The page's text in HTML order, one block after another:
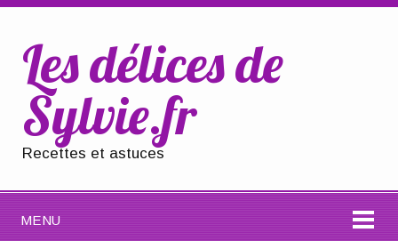
Les délices de
Sylvie.fr
Recettes et astuces
MENU